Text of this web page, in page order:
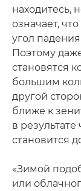
находитесь,
означает,
угол
Поэтому
становятся
большим
другой
ближе к
в
становится
«Зимой
или